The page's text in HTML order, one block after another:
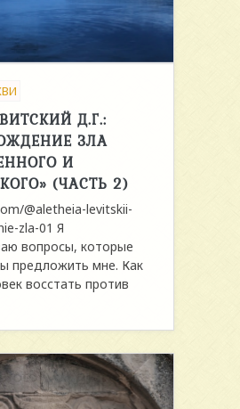
Д.Г.:
ЗЛА
И
(ЧАСТЬ 2)
@aletheia-levitskii-
zla-01 Я
вопросы, которые
предложить мне. Как
восстать против